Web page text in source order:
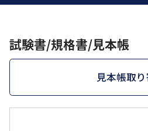
試験書/規格書/見本帳
見本帳取